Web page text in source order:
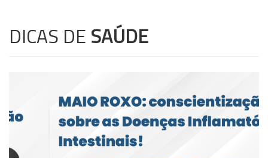
DICAS DE SAÚDE